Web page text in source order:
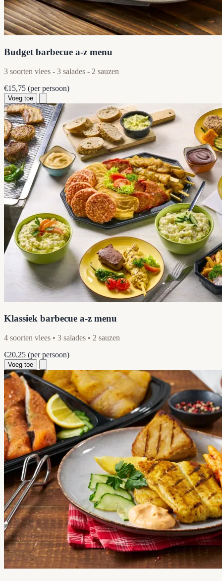
Budget barbecue a-z menu
3 soorten vlees - 3 salades - 2 sauzen
€15,75 (per persoon)
Voeg toe
Klassiek barbecue a-z menu
4 soorten vlees • 3 salades • 2 sauzen
€20,25 (per persoon)
Voeg toe